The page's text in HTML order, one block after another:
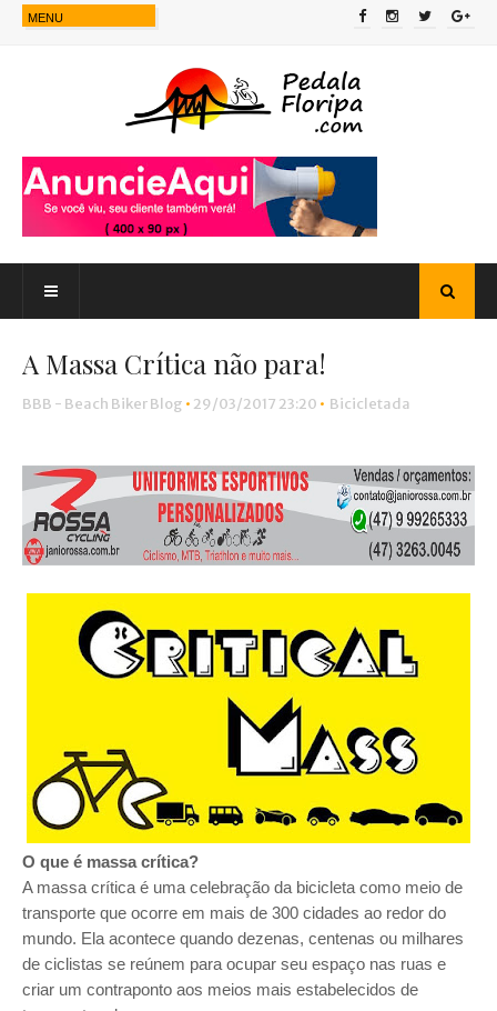
A Massa Crítica não para!
BBB - Beach Biker Blog • 29/03/2017 23:20 • Bicicletada
O que é massa crítica?
A massa crítica é uma celebração da bicicleta como meio de
transporte que ocorre em mais de 300 cidades ao redor do
mundo. Ela acontece quando dezenas, centenas ou milhares
de ciclistas se reúnem para ocupar seu espaço nas ruas e
criar um contraponto aos meios mais estabelecidos de